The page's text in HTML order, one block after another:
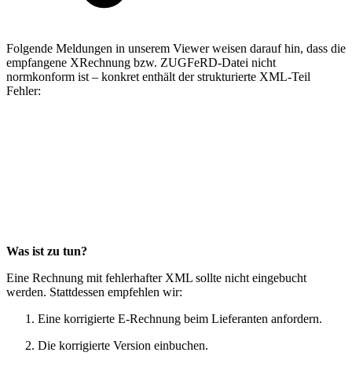
Folgende Meldungen in unserem Viewer weisen darauf hin, dass die
empfangene XRechnung bzw. ZUGFeRD-Datei nicht
normkonform ist – konkret enthält der strukturierte XML-Teil
Fehler:
Was ist zu tun?
Eine Rechnung mit fehlerhafter XML sollte nicht eingebucht
werden. Stattdessen empfehlen wir:
Eine korrigierte E-Rechnung beim Lieferanten anfordern.
Die korrigierte Version einbuchen.